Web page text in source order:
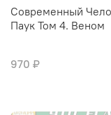
Современный
Паук Том 4. Веном
970 ₽